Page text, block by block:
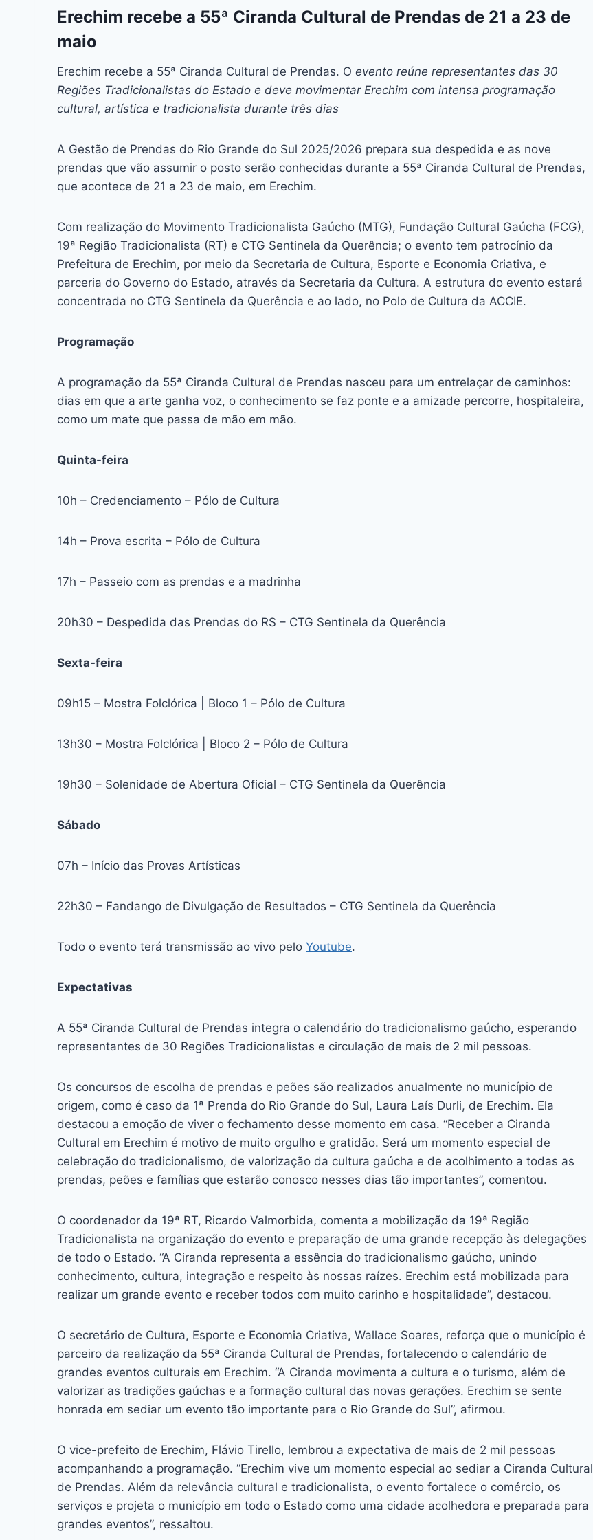
c
e
b
o
o
k
s
s
n
g
er
at
s
p
p
e
a
s
itt
er
er
e
k
e
n
ai
l
p
y
n
k
Erechim recebe a 55ª Ciranda Cultural de Prendas de 21 a 23 de
maio
Erechim recebe a 55ª Ciranda Cultural de Prendas. O evento reúne representantes das 30
Regiões Tradicionalistas do Estado e deve movimentar Erechim com intensa programação
cultural, artística e tradicionalista durante três dias
A Gestão de Prendas do Rio Grande do Sul 2025/2026 prepara sua despedida e as nove
prendas que vão assumir o posto serão conhecidas durante a 55ª Ciranda Cultural de Prendas,
que acontece de 21 a 23 de maio, em Erechim.
Com realização do Movimento Tradicionalista Gaúcho (MTG), Fundação Cultural Gaúcha (FCG),
19ª Região Tradicionalista (RT) e CTG Sentinela da Querência; o evento tem patrocínio da
Prefeitura de Erechim, por meio da Secretaria de Cultura, Esporte e Economia Criativa, e
parceria do Governo do Estado, através da Secretaria da Cultura. A estrutura do evento estará
concentrada no CTG Sentinela da Querência e ao lado, no Polo de Cultura da ACCIE.
Programação
A programação da 55ª Ciranda Cultural de Prendas nasceu para um entrelaçar de caminhos:
dias em que a arte ganha voz, o conhecimento se faz ponte e a amizade percorre, hospitaleira,
como um mate que passa de mão em mão.
Quinta-feira
10h – Credenciamento – Pólo de Cultura
14h – Prova escrita – Pólo de Cultura
17h – Passeio com as prendas e a madrinha
20h30 – Despedida das Prendas do RS – CTG Sentinela da Querência
Sexta-feira
09h15 – Mostra Folclórica | Bloco 1 – Pólo de Cultura
13h30 – Mostra Folclórica | Bloco 2 – Pólo de Cultura
19h30 – Solenidade de Abertura Oficial – CTG Sentinela da Querência
Sábado
07h – Início das Provas Artísticas
22h30 – Fandango de Divulgação de Resultados – CTG Sentinela da Querência
Todo o evento terá transmissão ao vivo pelo Youtube.
Expectativas
A 55ª Ciranda Cultural de Prendas integra o calendário do tradicionalismo gaúcho, esperando
representantes de 30 Regiões Tradicionalistas e circulação de mais de 2 mil pessoas.
Os concursos de escolha de prendas e peões são realizados anualmente no município de
origem, como é caso da 1ª Prenda do Rio Grande do Sul, Laura Laís Durli, de Erechim. Ela
destacou a emoção de viver o fechamento desse momento em casa. “Receber a Ciranda
Cultural em Erechim é motivo de muito orgulho e gratidão. Será um momento especial de
celebração do tradicionalismo, de valorização da cultura gaúcha e de acolhimento a todas as
prendas, peões e famílias que estarão conosco nesses dias tão importantes”, comentou.
O coordenador da 19ª RT, Ricardo Valmorbida, comenta a mobilização da 19ª Região
Tradicionalista na organização do evento e preparação de uma grande recepção às delegações
de todo o Estado. “A Ciranda representa a essência do tradicionalismo gaúcho, unindo
conhecimento, cultura, integração e respeito às nossas raízes. Erechim está mobilizada para
realizar um grande evento e receber todos com muito carinho e hospitalidade”, destacou.
O secretário de Cultura, Esporte e Economia Criativa, Wallace Soares, reforça que o município é
parceiro da realização da 55ª Ciranda Cultural de Prendas, fortalecendo o calendário de
grandes eventos culturais em Erechim. “A Ciranda movimenta a cultura e o turismo, além de
valorizar as tradições gaúchas e a formação cultural das novas gerações. Erechim se sente
honrada em sediar um evento tão importante para o Rio Grande do Sul”, afirmou.
O vice-prefeito de Erechim, Flávio Tirello, lembrou a expectativa de mais de 2 mil pessoas
acompanhando a programação. “Erechim vive um momento especial ao sediar a Ciranda Cultural
de Prendas. Além da relevância cultural e tradicionalista, o evento fortalece o comércio, os
serviços e projeta o município em todo o Estado como uma cidade acolhedora e preparada para
grandes eventos”, ressaltou.